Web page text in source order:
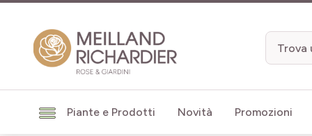
Piante e Prodotti Novità Promozioni